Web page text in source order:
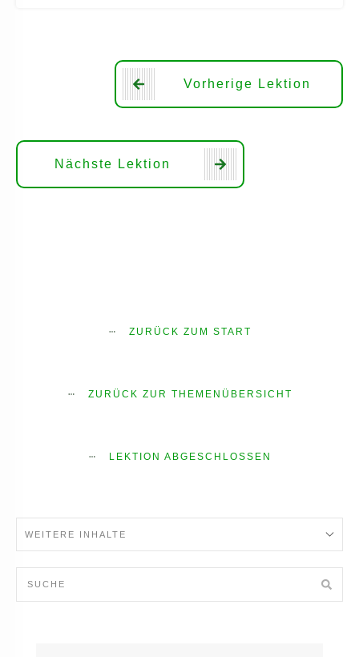
Vorherige Lektion
Nächste Lektion
ZURÜCK ZUM START
ZURÜCK ZUR THEMENÜBERSICHT
LEKTION ABGESCHLOSSEN
WEITERE INHALTE